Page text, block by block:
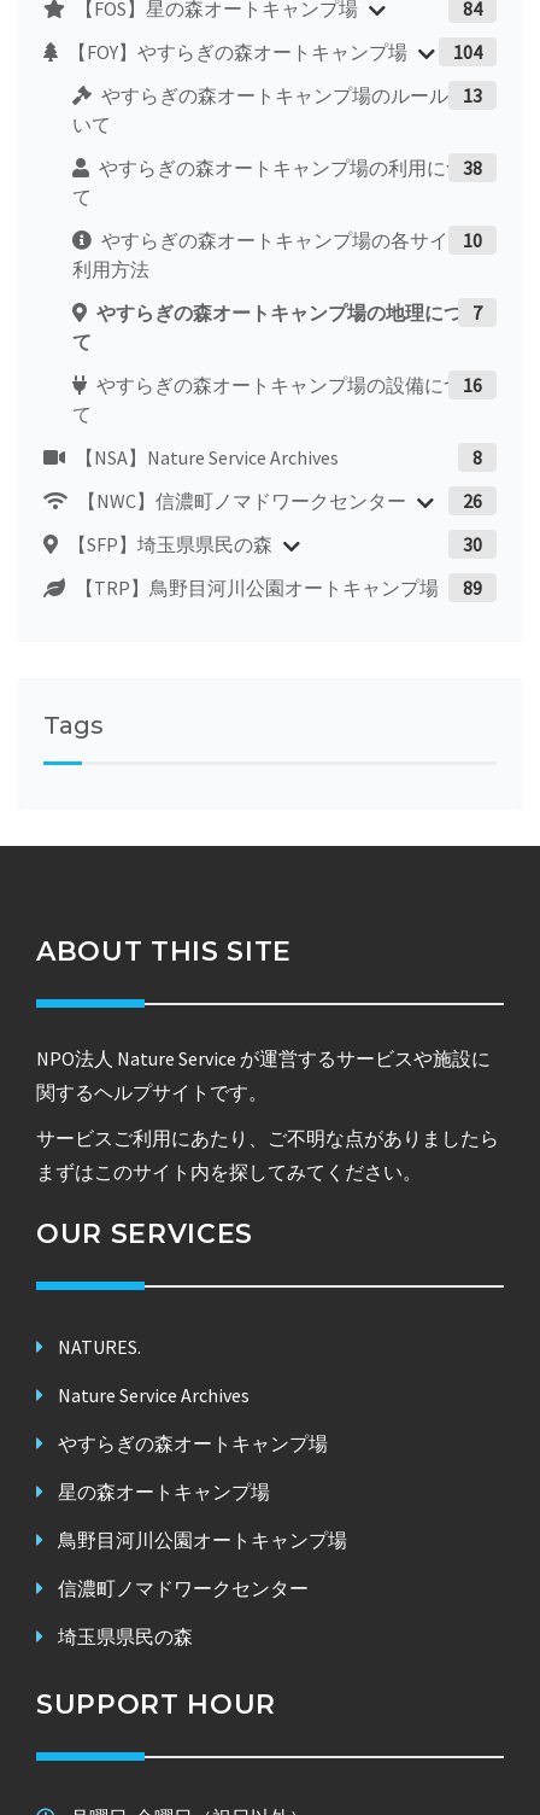
【FOS】星の森オートキャンプ場
84
【FOY】やすらぎの森オートキャンプ場
104
やすらぎの森オートキャンプ場のルールにつ
いて
13
やすらぎの森オートキャンプ場の利用につい
て
38
やすらぎの森オートキャンプ場の各サイトの
利用方法
10
やすらぎの森オートキャンプ場の地理につい
て
7
やすらぎの森オートキャンプ場の設備につい
て
16
【NSA】Nature Service Archives
8
【NWC】信濃町ノマドワークセンター
26
【SFP】埼玉県県民の森
30
【TRP】鳥野目河川公園オートキャンプ場
89
Tags
ABOUT THIS SITE
NPO法人 Nature Service が運営するサービスや施設に
関するヘルプサイトです。
サービスご利用にあたり、ご不明な点がありましたら
まずはこのサイト内を探してみてください。
OUR SERVICES
NATURES.
Nature Service Archives
やすらぎの森オートキャンプ場
星の森オートキャンプ場
鳥野目河川公園オートキャンプ場
信濃町ノマドワークセンター
埼玉県県民の森
SUPPORT HOUR